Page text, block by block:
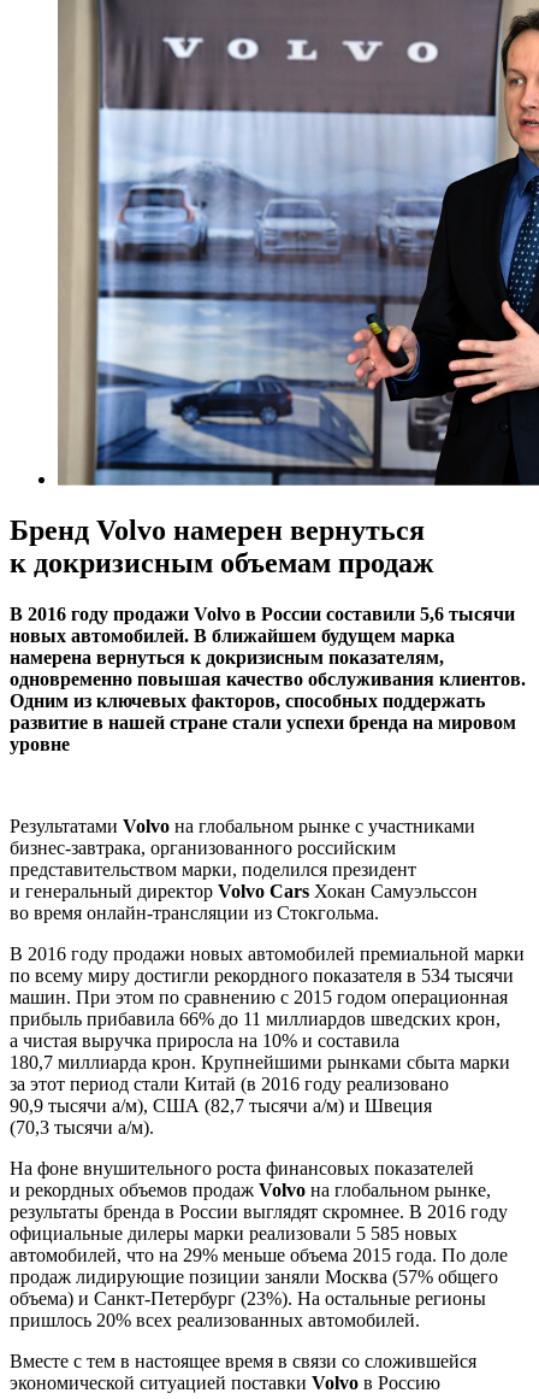
Бренд Volvo намерен вернуться
к докризисным объемам продаж
В 2016 году продажи Volvo в России составили 5,6 тысячи
новых автомобилей. В ближайшем будущем марка
намерена вернуться к докризисным показателям,
одновременно повышая качество обслуживания клиентов.
Одним из ключевых факторов, способных поддержать
развитие в нашей стране стали успехи бренда на мировом
уровне
Результатами Volvo на глобальном рынке с участниками
бизнес-завтрака, организованного российским
представительством марки, поделился президент
и генеральный директор Volvo Cars Хокан Самуэльссон
во время онлайн-трансляции из Стокгольма.
В 2016 году продажи новых автомобилей премиальной марки
по всему миру достигли рекордного показателя в 534 тысячи
машин. При этом по сравнению с 2015 годом операционная
прибыль прибавила 66% до 11 миллиардов шведских крон,
а чистая выручка приросла на 10% и составила
180,7 миллиарда крон. Крупнейшими рынками сбыта марки
за этот период стали Китай (в 2016 году реализовано
90,9 тысячи а/м), США (82,7 тысячи а/м) и Швеция
(70,3 тысячи а/м).
На фоне внушительного роста финансовых показателей
и рекордных объемов продаж Volvo на глобальном рынке,
результаты бренда в России выглядят скромнее. В 2016 году
официальные дилеры марки реализовали 5 585 новых
автомобилей, что на 29% меньше объема 2015 года. По доле
продаж лидирующие позиции заняли Москва (57% общего
объема) и Санкт-Петербург (23%). На остальные регионы
пришлось 20% всех реализованных автомобилей.
Вместе с тем в настоящее время в связи со сложившейся
экономической ситуацией поставки Volvo в Россию